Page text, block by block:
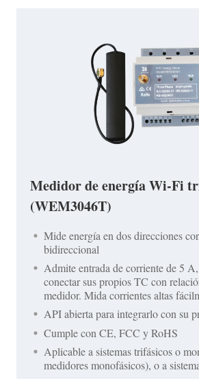
Medidor de energía Wi-Fi
(WEM3046T)
Mide energía en dos direcciones
bidireccional
Admite entrada de corriente de 5
conectar sus propios TC con
medidor. Mida corrientes altas
API abierta para integrarlo con su
Cumple con CE, FCC y RoHS
Aplicable a sistemas trifásicos o
medidores monofásicos), o a